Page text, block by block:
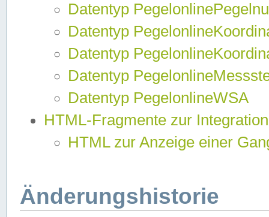
Datentyp
Datentyp
Datentyp
Datentyp
Datentyp PegelonlineWSA
HTML-Fragmente zur
HTML zur Anzeige einer
Änderungshistorie